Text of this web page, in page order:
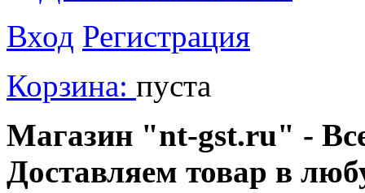
Вход Регистрация
Корзина: пуста
Магазин "nt-gst.ru" -
Доставляем товар в